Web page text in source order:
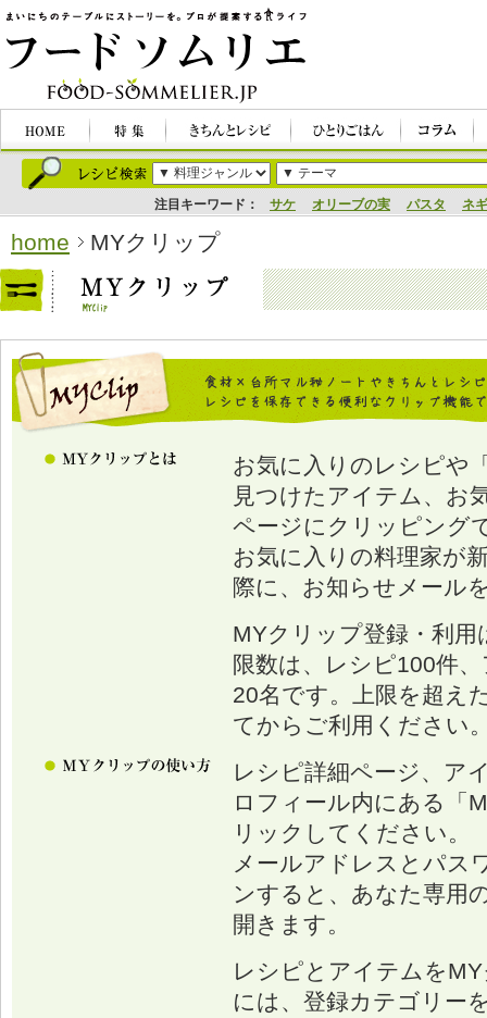
注目キーワード： サケ オリーブの実 パスタ ネギ
home MYクリップ
お気に入りのレシピや
見つけたアイテム、お
ページにクリッピング
お気に入りの料理家が
際に、お知らせメール
MYクリップ登録・利
限数は、レシピ100件
20名です。上限を超え
てからご利用ください
レシピ詳細ページ、ア
ロフィール内にある「
リックしてください。
メールアドレスとパス
ンすると、あなた専用
開きます。
レシピとアイテムを
には、登録カテゴリー